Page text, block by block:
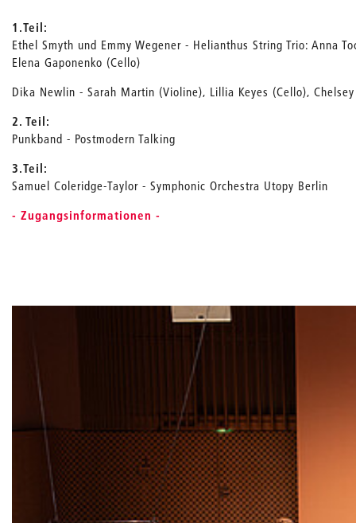
1.Teil:
Ethel Smyth und Emmy Wegener - Helianthus String Trio: Anna
Elena Gaponenko (Cello)
Dika Newlin - Sarah Martin (Violine), Lillia Keyes (Cello),
2. Teil:
Punkband - Postmodern Talking
3.Teil:
Samuel Coleridge-Taylor - Symphonic Orchestra Utopy Berlin
- Zugangsinformationen -